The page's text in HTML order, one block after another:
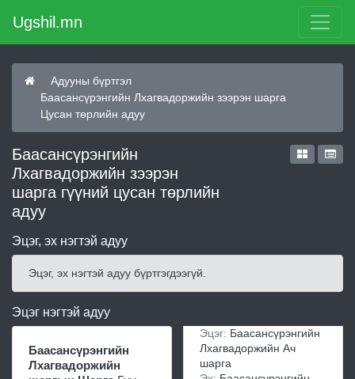
Ugshil.mn
Адууны бүртгэл
Баасансүрэнгийн Лхагвадоржийн зээрэн шарга
Цусан төрлийн адуу
Баасансүрэнгийн
Лхагвадоржийн зээрэн
шарга гүүний цусан төрлийн
адуу
Эцэг, эх нэгтэй адуу
Эцэг, эх нэгтэй адуу бүртгэгдээгүй.
Эцэг нэгтэй адуу
Баасансүрэнгийн
Лхагвадоржийн
Эцэг: Баасансүрэнгийн
Лхагвадоржийн Ач
шарга